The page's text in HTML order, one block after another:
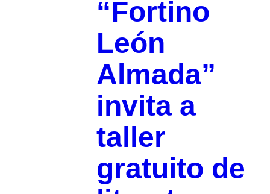
“Fortino
León
Almada”
invita a
taller
gratuito de